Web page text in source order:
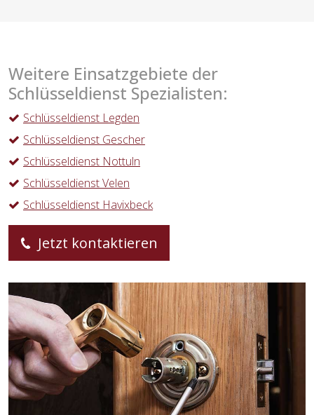
Weitere Einsatzgebiete der
Schlüsseldienst Spezialisten:
Schlüsseldienst Legden
Schlüsseldienst Gescher
Schlüsseldienst Nottuln
Schlüsseldienst Velen
Schlüsseldienst Havixbeck
Jetzt kontaktieren